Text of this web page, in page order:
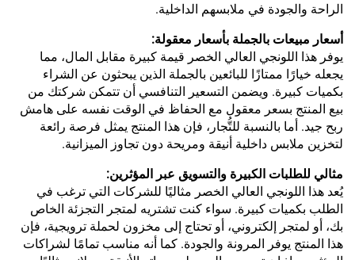
الراحة والجودة في ملابسهم الداخلية.
أسعار مبيعات بالجملة بأسعار معقولة:
يوفر هذا اللونجي العالي الخصر قيمة كبيرة مقابل المال، مما
يجعله خيارًا ممتازًا للبائعين بالجملة الذين يبحثون عن الشراء
بكميات كبيرة. ويضمن التسعير التنافسي أن تتمكن شركتك من
بيع المنتج بسعر معقول مع الحفاظ في الوقت نفسه على هامش
ربح جيد. أما بالنسبة للتُّجار، فإن هذا المنتج يمثل فرصة رائعة
لتخزين ملابس داخلية أنيقة ومريحة دون تجاوز الميزانية.
مثالي للطلبات الكبيرة والتسويق عبر المؤثرين:
يُعد هذا اللونجي العالي الخصر مثاليًا للشركات التي ترغب في
الطلب بكميات كبيرة. سواء كنت تشتريه لمتجر التجزئة الخاص
بك، أو لمتجر إلكتروني، أو تحتاج إلى مخزون لحملة ترويجية، فإن
هذا المنتج يوفر المرونة والجودة. كما أنه مناسب تمامًا لشراكات